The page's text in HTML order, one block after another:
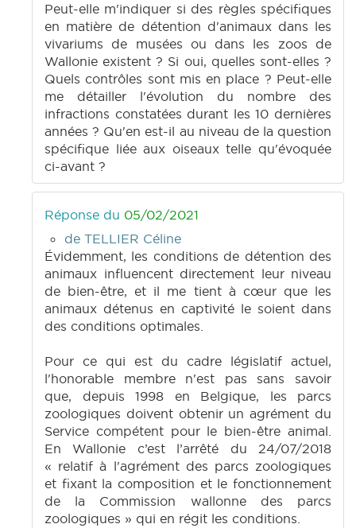
Peut-elle m'indiquer si des règles spécifiques
en matière de détention d'animaux dans les
vivariums de musées ou dans les zoos de
Wallonie existent ? Si oui, quelles sont-elles ?
Quels contrôles sont mis en place ? Peut-elle
me détailler l'évolution du nombre des
infractions constatées durant les 10 dernières
années ? Qu'en est-il au niveau de la question
spécifique liée aux oiseaux telle qu'évoquée
ci-avant ?
Réponse du 05/02/2021
de TELLIER Céline
Évidemment, les conditions de détention des
animaux influencent directement leur niveau
de bien-être, et il me tient à cœur que les
animaux détenus en captivité le soient dans
des conditions optimales.
Pour ce qui est du cadre législatif actuel,
l'honorable membre n'est pas sans savoir
que, depuis 1998 en Belgique, les parcs
zoologiques doivent obtenir un agrément du
Service compétent pour le bien-être animal.
En Wallonie c’est l’arrêté du 24/07/2018
« relatif à l'agrément des parcs zoologiques
et fixant la composition et le fonctionnement
de la Commission wallonne des parcs
zoologiques » qui en régit les conditions.